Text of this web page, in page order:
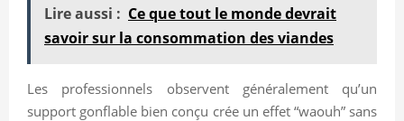
Lire aussi : Ce que tout le monde devrait
savoir sur la consommation des viandes
Les professionnels observent généralement qu’un
support gonflable bien conçu crée un effet “waouh” sans